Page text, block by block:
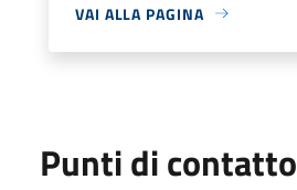
VAI ALLA PAGINA
Punti di contatto